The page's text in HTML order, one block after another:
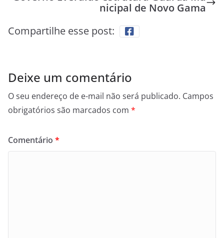
nicipal de Novo Gama
Compartilhe esse post:
Deixe um comentário
O seu endereço de e-mail não será publicado. Campos
obrigatórios são marcados com *
Comentário *